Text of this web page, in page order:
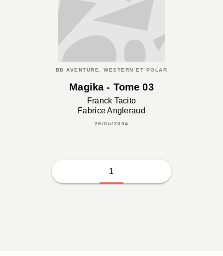
BD AVENTURE, WESTERN ET POLAR
Magika - Tome 03
Franck Tacito
Fabrice Angleraud
26/05/2004
1